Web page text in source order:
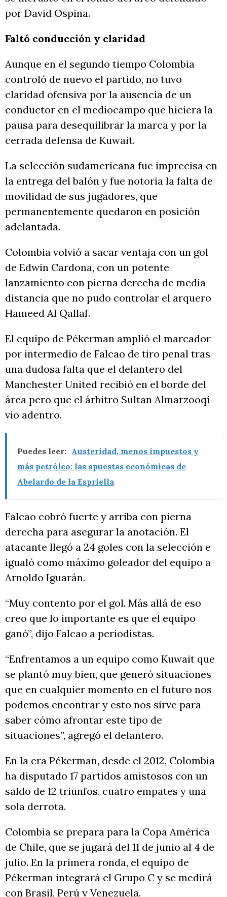
por David Ospina.
Faltó conducción y claridad
Aunque en el segundo tiempo Colombia
controló de nuevo el partido, no tuvo
claridad ofensiva por la ausencia de un
conductor en el mediocampo que hiciera la
pausa para desequilibrar la marca y por la
cerrada defensa de Kuwait.
La selección sudamericana fue imprecisa en
la entrega del balón y fue notoria la falta de
movilidad de sus jugadores, que
permanentemente quedaron en posición
adelantada.
Colombia volvió a sacar ventaja con un gol
de Edwin Cardona, con un potente
lanzamiento con pierna derecha de media
distancia que no pudo controlar el arquero
Hameed Al Qallaf.
El equipo de Pékerman amplió el marcador
por intermedio de Falcao de tiro penal tras
una dudosa falta que el delantero del
Manchester United recibió en el borde del
área pero que el árbitro Sultan Almarzooqi
vio adentro.
Puedes leer: Austeridad, menos impuestos y
más petróleo: las apuestas económicas de
Abelardo de la Espriella
Falcao cobró fuerte y arriba con pierna
derecha para asegurar la anotación. El
atacante llegó a 24 goles con la selección e
igualó como máximo goleador del equipo a
Arnoldo Iguarán.
“Muy contento por el gol. Más allá de eso
creo que lo importante es que el equipo
ganó”, dijo Falcao a periodistas.
“Enfrentamos a un equipo como Kuwait que
se plantó muy bien, que generó situaciones
que en cualquier momento en el futuro nos
podemos encontrar y esto nos sirve para
saber cómo afrontar este tipo de
situaciones”, agregó el delantero.
En la era Pékerman, desde el 2012, Colombia
ha disputado 17 partidos amistosos con un
saldo de 12 triunfos, cuatro empates y una
sola derrota.
Colombia se prepara para la Copa América
de Chile, que se jugará del 11 de junio al 4 de
julio. En la primera ronda, el equipo de
Pékerman integrará el Grupo C y se medirá
con Brasil, Perú y Venezuela.